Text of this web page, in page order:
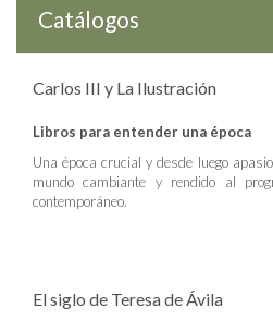
Catálogos
Carlos III y La Ilustración
Libros para entender una época
Una época crucial y desde luego
mundo cambiante y rendido al
contemporáneo.
El siglo de Teresa de Ávila